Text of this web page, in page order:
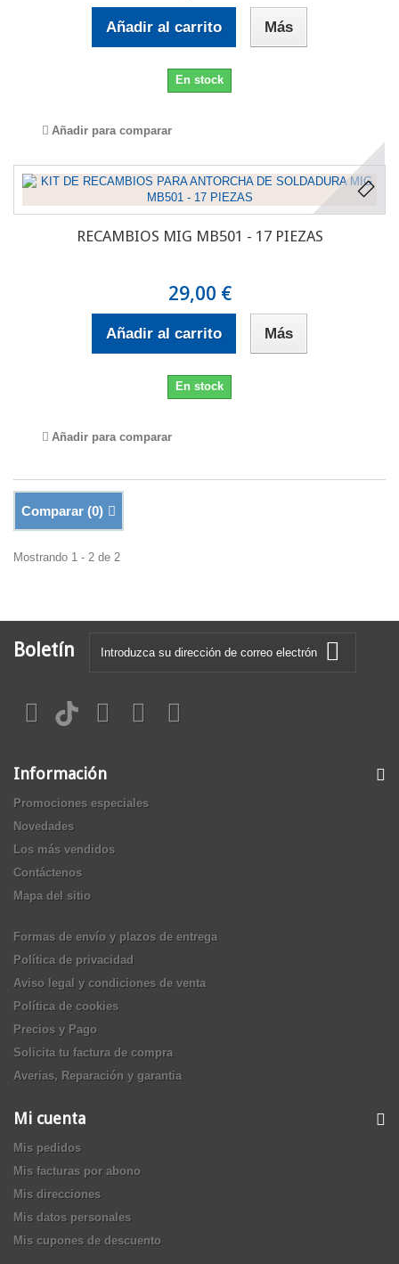
Añadir al carrito Más
En stock
Añadir para comparar
RECAMBIOS MIG MB501 - 17 PIEZAS
29,00 €
Añadir al carrito Más
En stock
Añadir para comparar
Comparar (0)
Mostrando 1 - 2 de 2
Boletín
Información
Promociones especiales
Novedades
Los más vendidos
Contáctenos
Mapa del sitio
Formas de envío y plazos de entrega
Política de privacidad
Aviso legal y condiciones de venta
Política de cookies
Precios y Pago
Solicita tu factura de compra
Averias, Reparación y garantia
Mi cuenta
Mis pedidos
Mis facturas por abono
Mis direcciones
Mis datos personales
Mis cupones de descuento